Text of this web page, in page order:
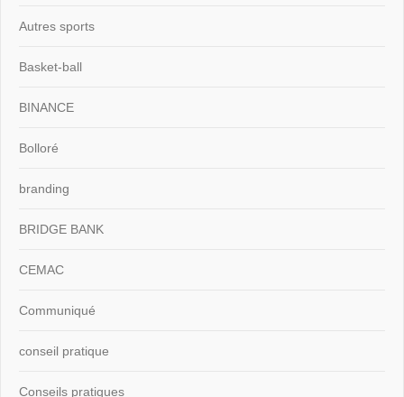
Autres sports
Basket-ball
BINANCE
Bolloré
branding
BRIDGE BANK
CEMAC
Communiqué
conseil pratique
Conseils pratiques